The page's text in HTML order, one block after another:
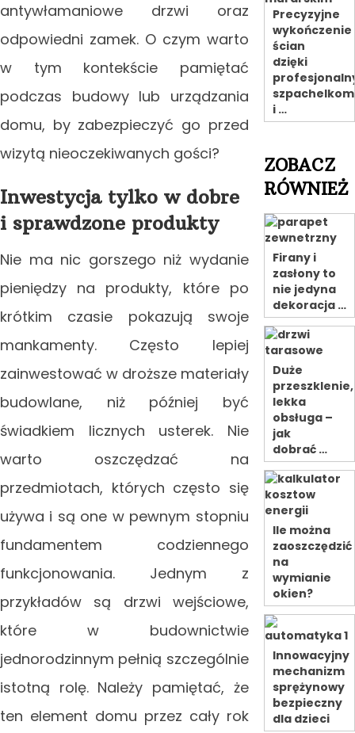
antywłamaniowe drzwi oraz
odpowiedni zamek. O czym warto
w tym kontekście pamiętać
podczas budowy lub urządzania
domu, by zabezpieczyć go przed
wizytą nieoczekiwanych gości?
Inwestycja tylko w dobre
i sprawdzone produkty
Nie ma nic gorszego niż wydanie
pieniędzy na produkty, które po
krótkim czasie pokazują swoje
mankamenty. Często lepiej
zainwestować w droższe materiały
budowlane, niż później być
świadkiem licznych usterek. Nie
warto oszczędzać na
przedmiotach, których często się
używa i są one w pewnym stopniu
fundamentem codziennego
funkcjonowania. Jednym z
przykładów są drzwi wejściowe,
które w budownictwie
jednorodzinnym pełnią szczególnie
istotną rolę. Należy pamiętać, że
ten element domu przez cały rok
Precyzyjne
wykończenie
ścian
dzięki
szpachelkom
i …
ZOBACZ
RÓWNIEŻ
Firany i
zasłony to
nie jedyna
dekoracja …
Duże
przeszklenie,
lekka
obsługa –
jak
dobrać …
Ile można
zaoszczędzić
na
wymianie
okien?
Innowacyjny
mechanizm
sprężynowy
bezpieczny
dla dzieci